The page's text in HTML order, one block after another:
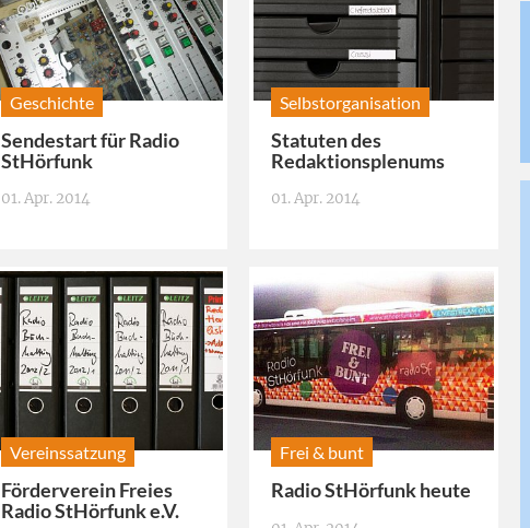
Geschichte
Sendestart für Radio
StHörfunk
01. Apr. 2014
Selbstorganisation
Statuten des
Redaktionsplenums
01. Apr. 2014
Vereinssatzung
Förderverein Freies
Radio StHörfunk e.V.
Frei & bunt
Radio StHörfunk heute